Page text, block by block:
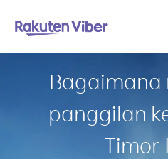
Bagaimana
panggilan
Timor